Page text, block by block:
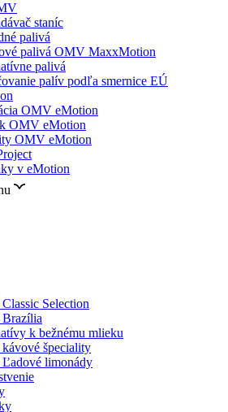
staníc
palivá
palivá OMV MaxxMotion
palivá
palív podľa smernice EÚ
OMV eMotion
OMV eMotion
OMV eMotion
v eMotion
Selection
k bežnému mlieku
špeciality
limonády